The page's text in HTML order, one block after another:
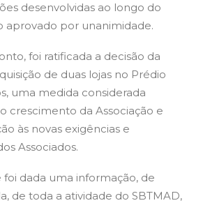
desenvolvidas ao longo do
aprovado por unanimidade.
foi ratificada a decisão da
de duas lojas no Prédio
uma medida considerada
crescimento da Associação e
às novas exigências e
Associados.
dada uma informação, de
de toda a atividade do SBTMAD,